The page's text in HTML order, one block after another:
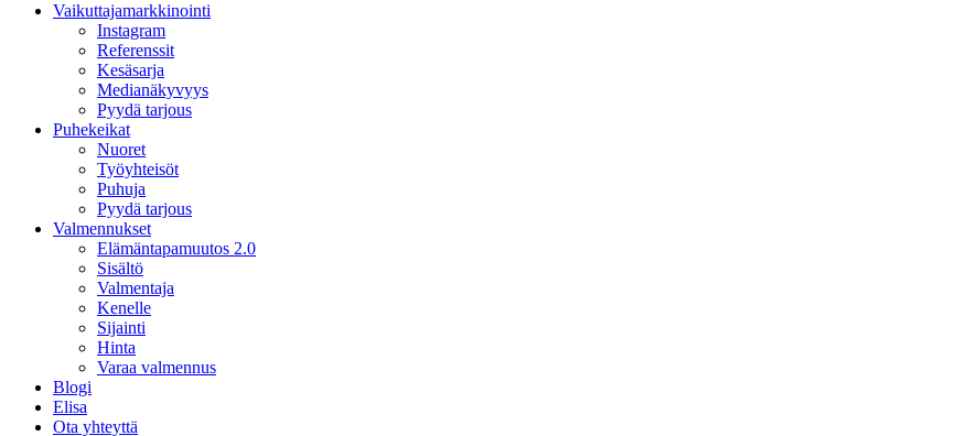
Vaikuttajamarkkinointi
Instagram
Referenssit
Kesäsarja
Medianäkyvyys
Pyydä tarjous
Puhekeikat
Nuoret
Työyhteisöt
Puhuja
Pyydä tarjous
Valmennukset
Elämäntapamuutos 2.0
Sisältö
Valmentaja
Kenelle
Sijainti
Hinta
Varaa valmennus
Blogi
Elisa
Ota yhteyttä